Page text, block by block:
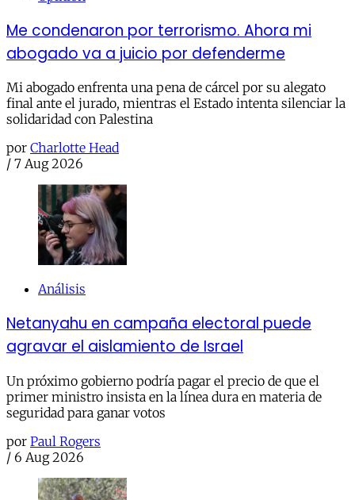
Me condenaron por terrorismo. Ahora mi
abogado va a juicio por defenderme
Mi abogado enfrenta una pena de cárcel por su alegato
final ante el jurado, mientras el Estado intenta silenciar la
solidaridad con Palestina
por Charlotte Head
/ 7 Aug 2026
Análisis
Netanyahu en campaña electoral puede
agravar el aislamiento de Israel
Un próximo gobierno podría pagar el precio de que el
primer ministro insista en la línea dura en materia de
seguridad para ganar votos
por Paul Rogers
/ 6 Aug 2026